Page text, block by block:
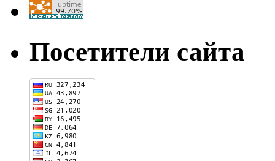
Посетители сайта